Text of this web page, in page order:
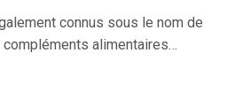
connus sous le nom de
alimentaires…